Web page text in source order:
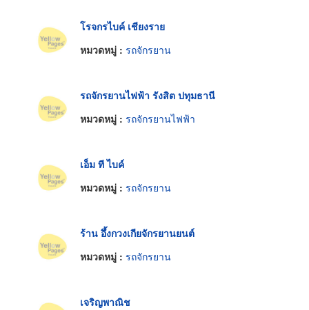
โรจกรไบค์ เชียงราย
หมวดหมู่ : รถจักรยาน
รถจักรยานไฟฟ้า รังสิต ปทุมธานี
หมวดหมู่ : รถจักรยานไฟฟ้า
เอ็ม ที ไบค์
หมวดหมู่ : รถจักรยาน
ร้าน อึ้งกวงเกียจักรยานยนต์
หมวดหมู่ : รถจักรยาน
เจริญพาณิช